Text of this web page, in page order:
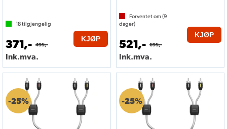
18tilgjengelig
371,- 495,-
Ink.mva.
KJØP
Forventet om (9
dager)
521,- 695,-
Ink.mva.
KJØP
25% 25%